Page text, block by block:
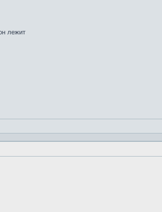
лежит